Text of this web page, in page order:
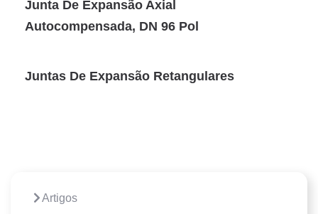
Junta De Expansão Axial
Autocompensada, DN 96 Pol
Juntas De Expansão Retangulares
Artigos